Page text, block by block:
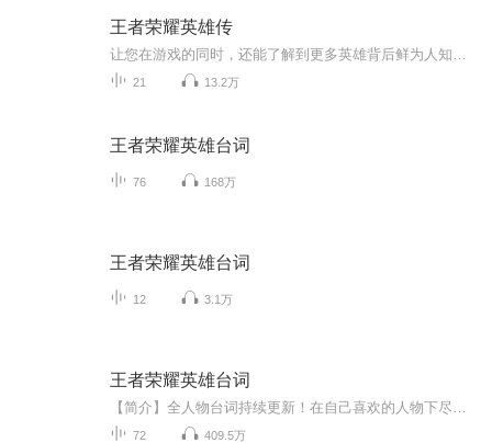
王者荣耀英雄传
21 13.2万
王者荣耀英雄台词
76 168万
王者荣耀英雄台词
12 3.1万
王者荣耀英雄台词
72 409.5万